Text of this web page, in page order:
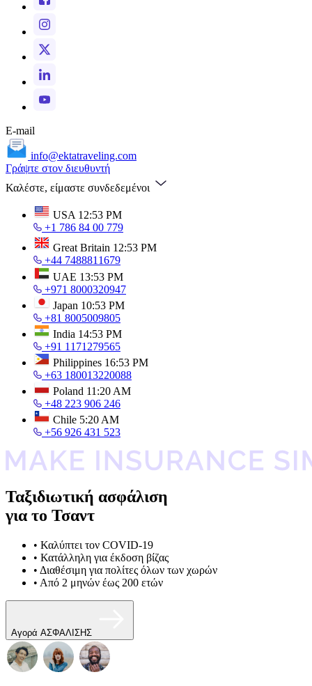
E-mail
info@ektatraveling.com
Γράψτε στον διευθυντή
Καλέστε, είμαστε συνδεδεμένοι
USA 12:53 PM
+1 786 84 00 779
Great Britain 12:53 PM
+44 7488811679
UAE 13:53 PM
+971 8000320947
Japan 10:53 PM
+81 8005009805
India 14:53 PM
+91 1171279565
Philippines 16:53 PM
+63 180013220088
Poland 11:20 AM
+48 223 906 246
Chile 5:20 AM
+56 926 431 523
Ταξιδιωτική ασφάλιση
για το Τσαντ
• Καλύπτει τον COVID-19
• Κατάλληλη για έκδοση βίζας
• Διαθέσιμη για πολίτες όλων των χωρών
• Από 2 μηνών έως 200 ετών
Αγορά ΑΣΦΑΛΙΣΗΣ